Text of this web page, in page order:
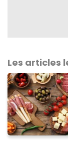
Les articles